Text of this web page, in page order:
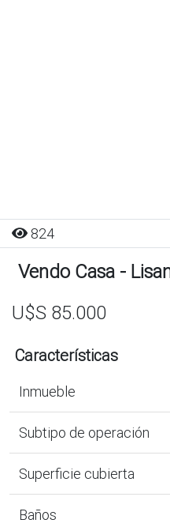
824
Vendo Casa -
U$S 85.000
Características
Inmueble
Subtipo de operación
Superficie cubierta
Baños